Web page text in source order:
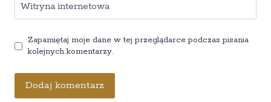
Witryna internetowa
Zapamiętaj moje dane w tej przeglądarce podczas pisania
kolejnych komentarzy.